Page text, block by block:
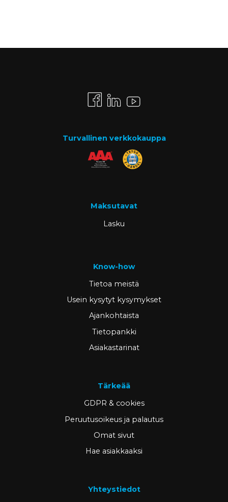
Turvallinen verkkokauppa
Maksutavat
Lasku
Know-how
Tietoa meistä
Usein kysytyt kysymykset
Ajankohtaista
Tietopankki
Asiakastarinat
Tärkeää
GDPR & cookies
Peruutusoikeus ja palautus
Omat sivut
Hae asiakkaaksi
Yhteystiedot